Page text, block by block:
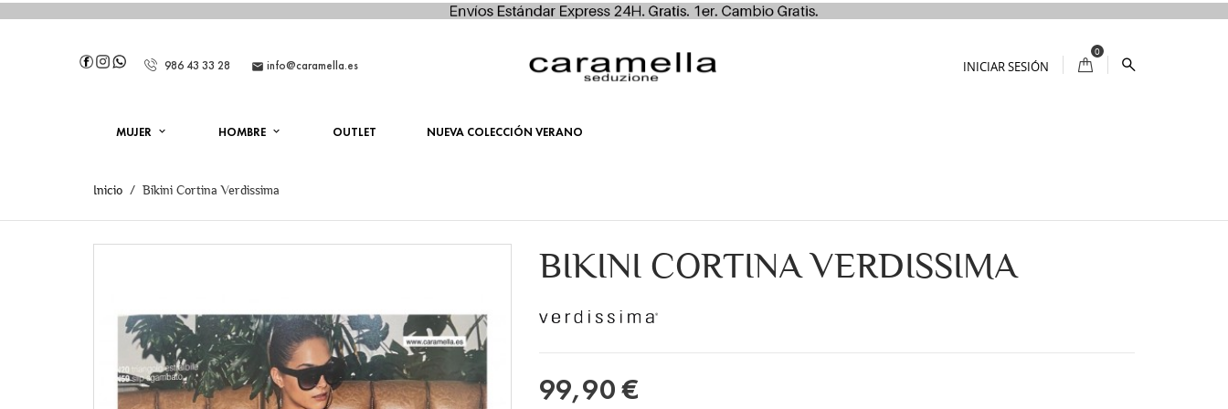
INICIAR SESIÓN
0
986 43 33 28  info@caramella.es
MUJER HOMBRE OUTLET NUEVA COLECCIÓN VERANO
Inicio Bikini Cortina Verdissima
BIKINI CORTINA VERDISSIMA
99,90 €